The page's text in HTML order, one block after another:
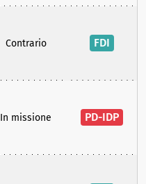
Contrario FDI
In missione PD-IDP